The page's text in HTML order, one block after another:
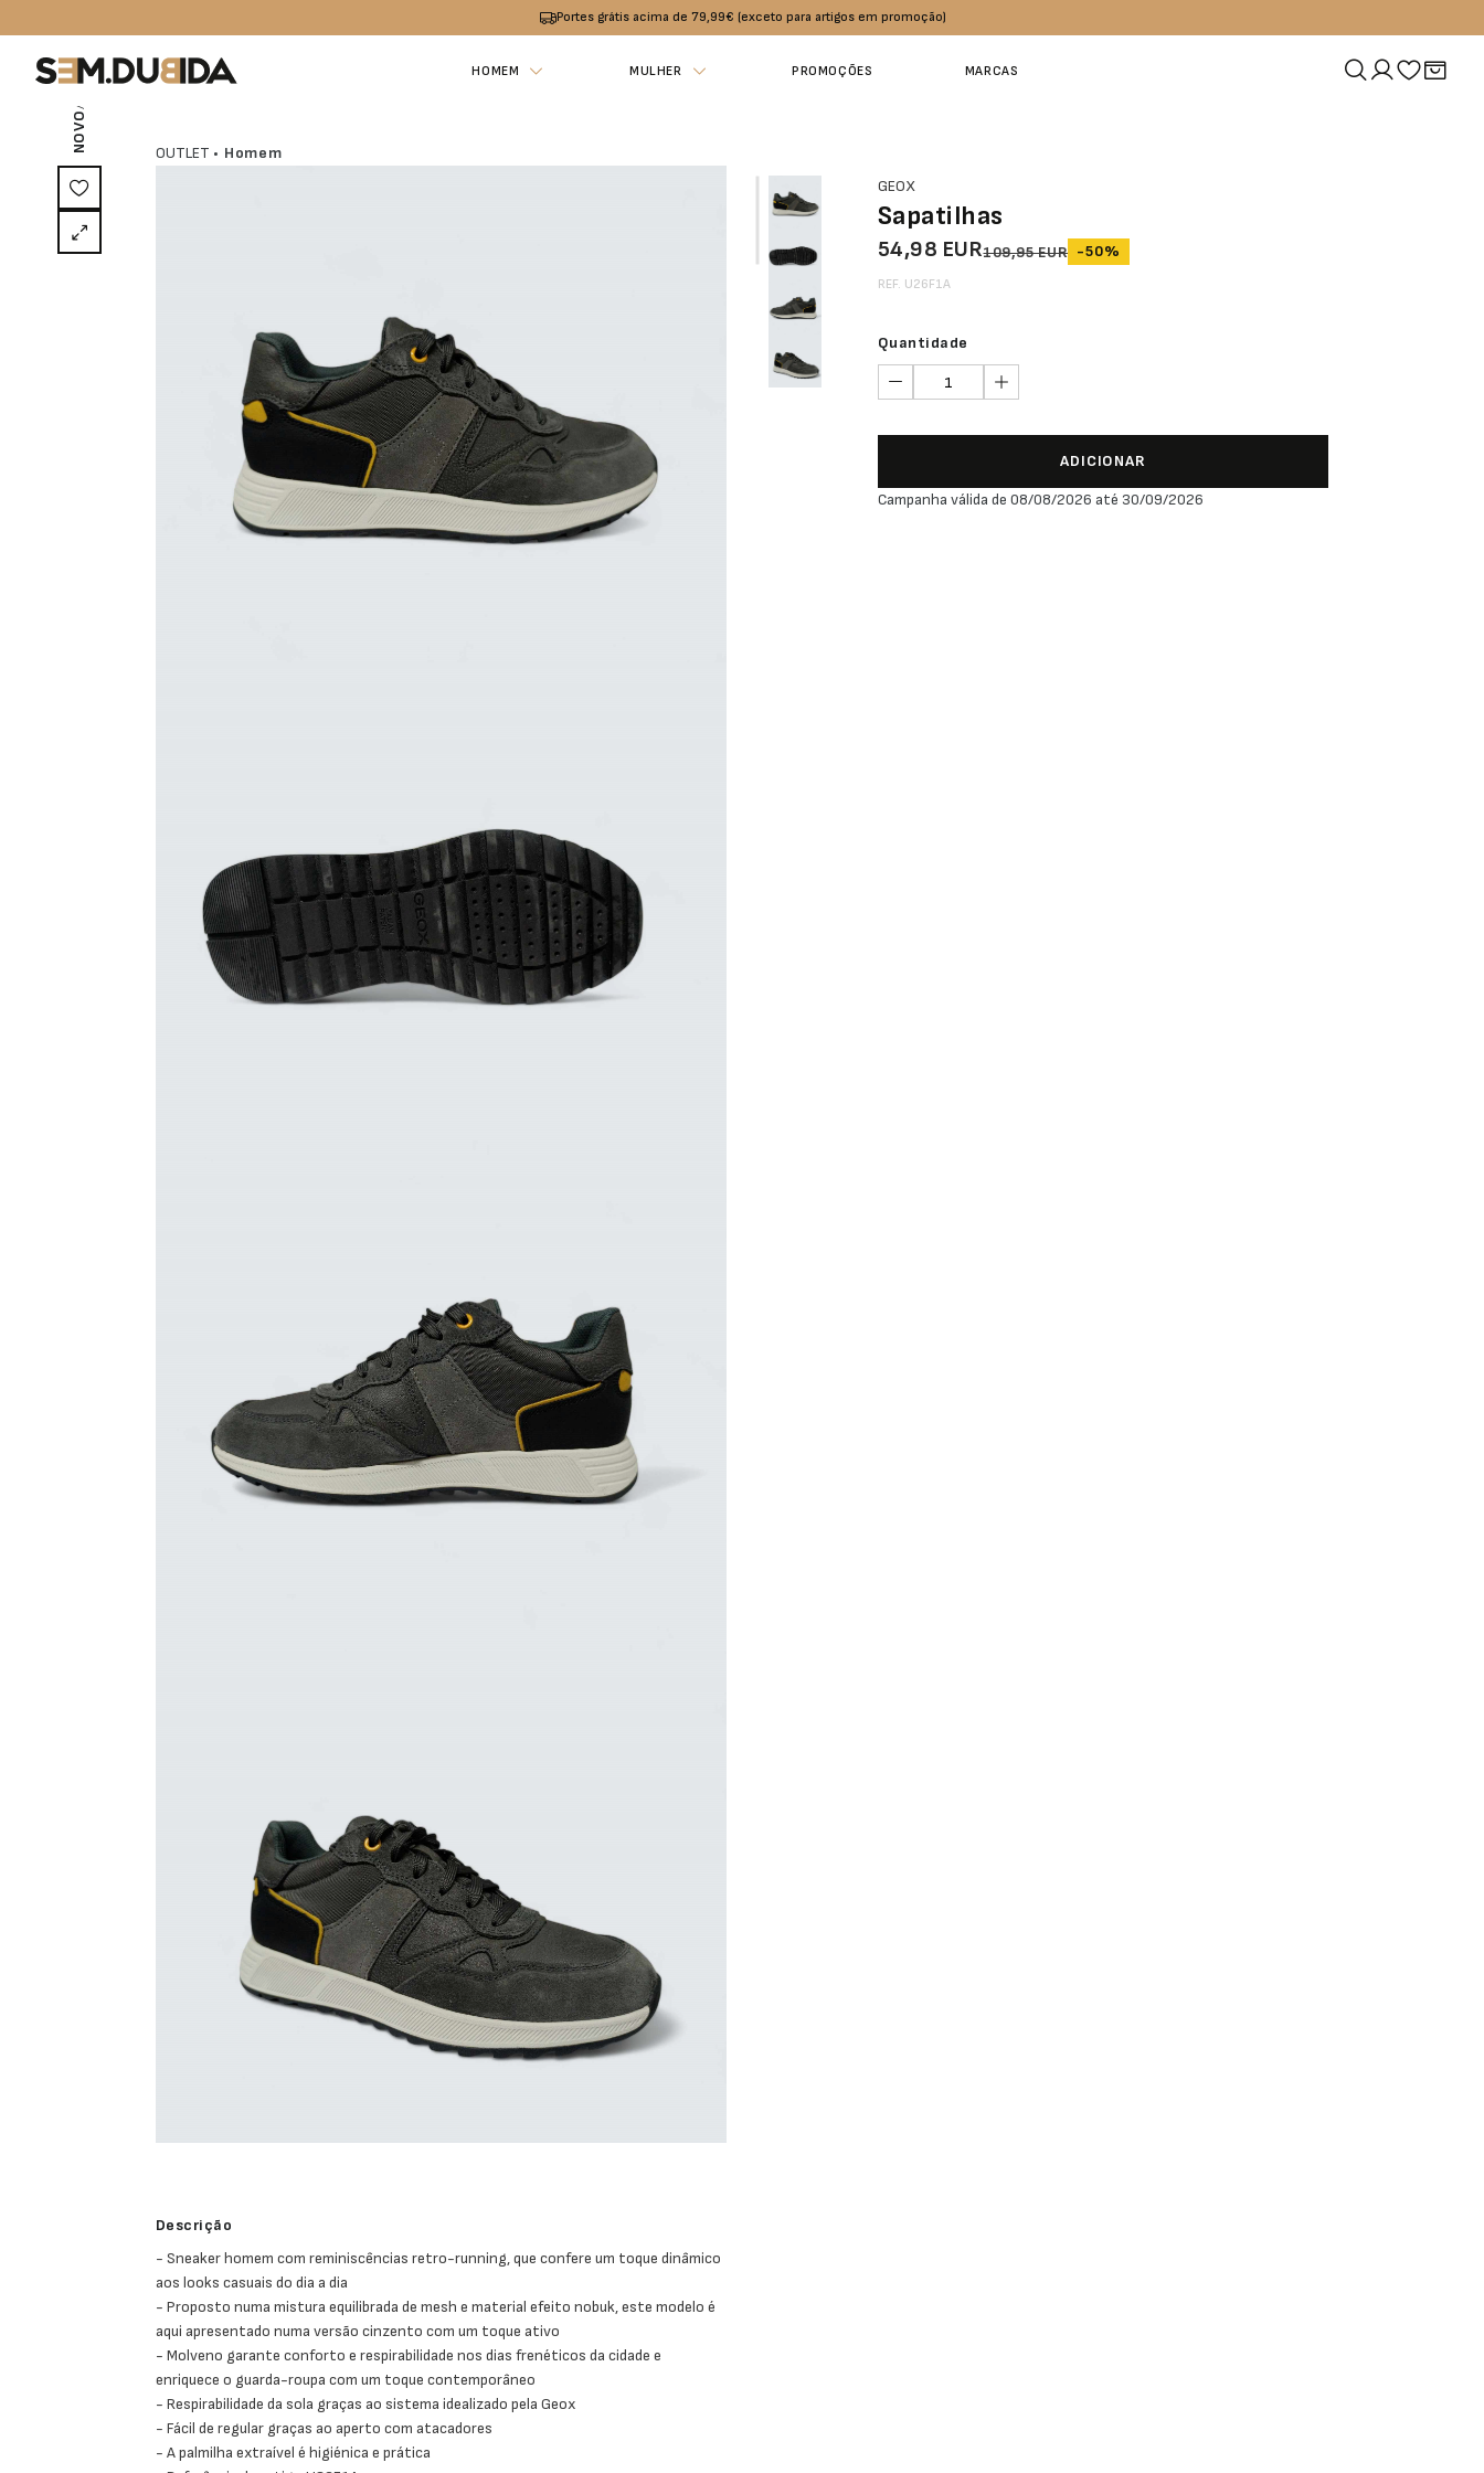
Portes grátis acima de 79,99€ (exceto para artigos em promoção)
HOMEM MULHER PROMOÇÕES MARCAS
NOVO
/ EXCLUSIVO ON-LINE
OUTLET • Homem
Descrição
- Sneaker homem com reminiscências retro-running, que confere um toque dinâmico
aos looks casuais do dia a dia
- Proposto numa mistura equilibrada de mesh e material efeito nobuk, este modelo é
aqui apresentado numa versão cinzento com um toque ativo
- Molveno garante conforto e respirabilidade nos dias frenéticos da cidade e
enriquece o guarda-roupa com um toque contemporâneo
- Respirabilidade da sola graças ao sistema idealizado pela Geox
- Fácil de regular graças ao aperto com atacadores
- A palmilha extraível é higiénica e prática
GEOX
Sapatilhas
54,98 EUR109,95 EUR -50%
REF. U26F1A
Quantidade
ADICIONAR
Campanha válida de 08/08/2026 até 30/09/2026